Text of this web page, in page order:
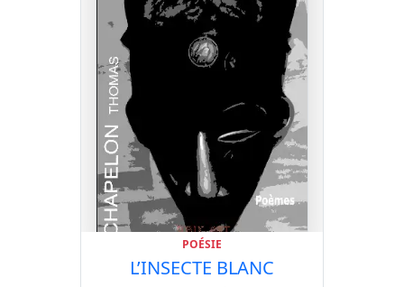
POÉSIE
L’INSECTE BLANC